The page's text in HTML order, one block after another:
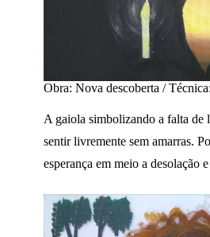
Obra: Nova descoberta /
A gaiola simbolizando a falta de
sentir livremente sem amarras.
esperança em meio a desolação